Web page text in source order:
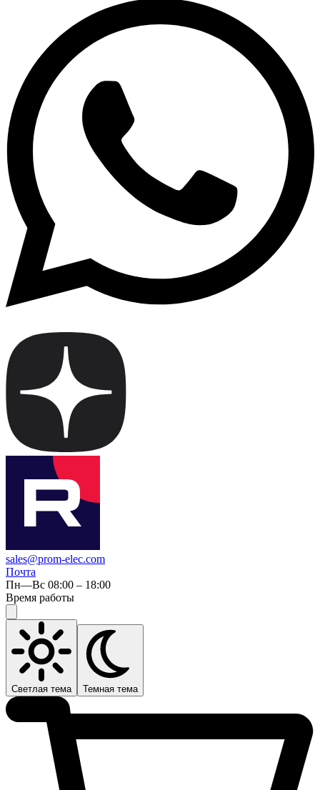
sales@prom-elec.com
Почта
Пн—Вс 08:00 – 18:00
Время работы
Светлая тема Темная тема